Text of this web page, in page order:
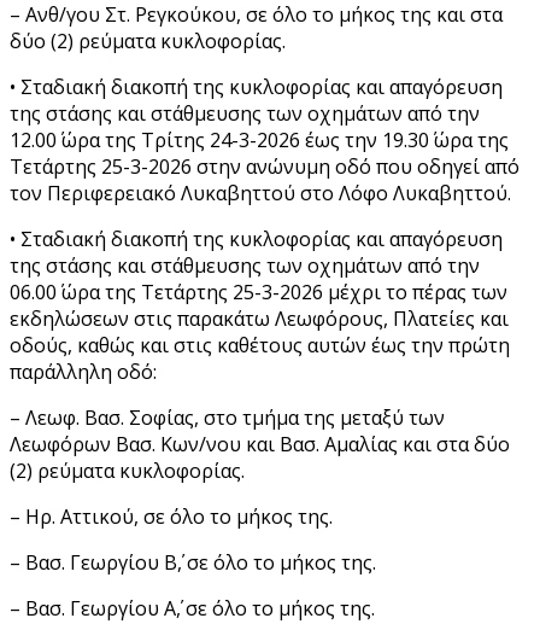
– Ανθ/γου Στ. Ρεγκούκου, σε όλο το μήκος της και στα
δύο (2) ρεύματα κυκλοφορίας.
• Σταδιακή διακοπή της κυκλοφορίας και απαγόρευση
της στάσης και στάθμευσης των οχημάτων από την
12.00΄ ώρα της Τρίτης 24-3-2026 έως την 19.30΄ ώρα της
Τετάρτης 25-3-2026 στην ανώνυμη οδό που οδηγεί από
τον Περιφερειακό Λυκαβηττού στο Λόφο Λυκαβηττού.
• Σταδιακή διακοπή της κυκλοφορίας και απαγόρευση
της στάσης και στάθμευσης των οχημάτων από την
06.00΄ ώρα της Τετάρτης 25-3-2026 μέχρι το πέρας των
εκδηλώσεων στις παρακάτω Λεωφόρους, Πλατείες και
οδούς, καθώς και στις καθέτους αυτών έως την πρώτη
παράλληλη οδό:
– Λεωφ. Βασ. Σοφίας, στο τμήμα της μεταξύ των
Λεωφόρων Βασ. Κων/νου και Βασ. Αμαλίας και στα δύο
(2) ρεύματα κυκλοφορίας.
– Ηρ. Αττικού, σε όλο το μήκος της.
– Βασ. Γεωργίου Β΄, σε όλο το μήκος της.
– Βασ. Γεωργίου Α΄, σε όλο το μήκος της.